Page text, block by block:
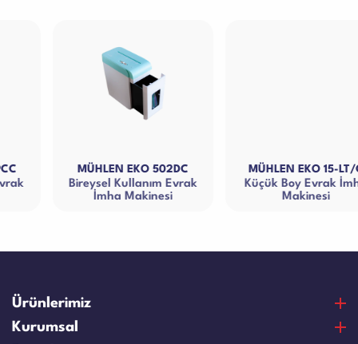
MÜHLEN EKO 502DC
Bireysel Kullanım Evrak
İmha Makinesi
MÜHLEN EKO 15-LT/C
Küçük Boy Evrak İmha
Makinesi
Ürünlerimiz
Para Sayma Makineleri
Kurumsal